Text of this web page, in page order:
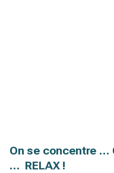
On se concentre …
… RELAX !